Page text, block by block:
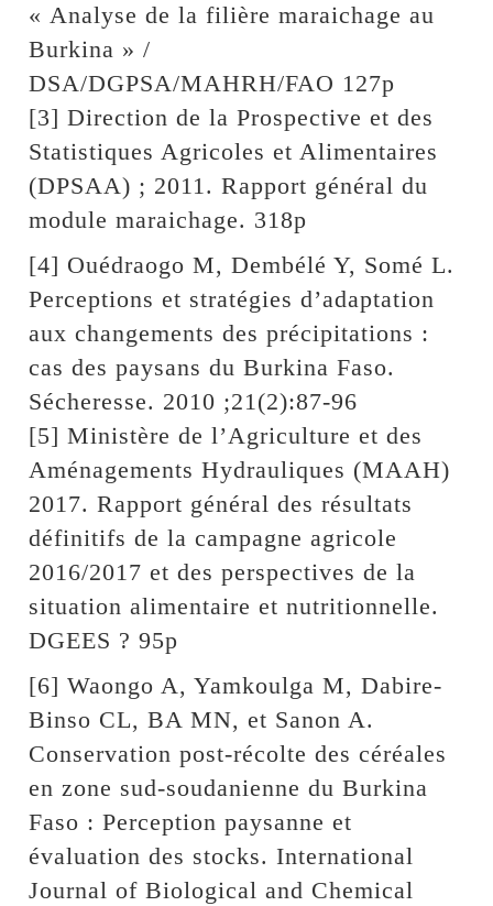
« Analyse de la filière maraichage au
Burkina » /
DSA/DGPSA/MAHRH/FAO 127p
[3] Direction de la Prospective et des
Statistiques Agricoles et Alimentaires
(DPSAA) ; 2011. Rapport général du
module maraichage. 318p
[4] Ouédraogo M, Dembélé Y, Somé L.
Perceptions et stratégies d’adaptation
aux changements des précipitations :
cas des paysans du Burkina Faso.
Sécheresse. 2010 ;21(2):87-96
[5] Ministère de l’Agriculture et des
Aménagements Hydrauliques (MAAH)
2017. Rapport général des résultats
définitifs de la campagne agricole
2016/2017 et des perspectives de la
situation alimentaire et nutritionnelle.
DGEES ? 95p
[6] Waongo A, Yamkoulga M, Dabire-
Binso CL, BA MN, et Sanon A.
Conservation post-récolte des céréales
en zone sud-soudanienne du Burkina
Faso : Perception paysanne et
évaluation des stocks. International
Journal of Biological and Chemical